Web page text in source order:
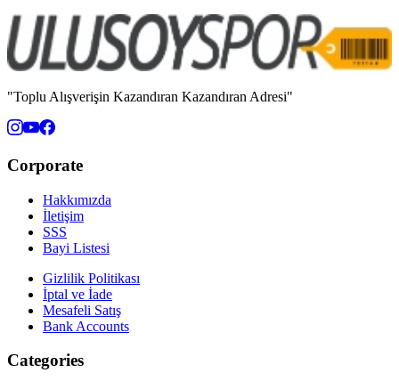
"Toplu Alışverişin Kazandıran Kazandıran Adresi"
Corporate
Hakkımızda
İletişim
SSS
Bayi Listesi
Gizlilik Politikası
İptal ve İade
Mesafeli Satış
Bank Accounts
Categories